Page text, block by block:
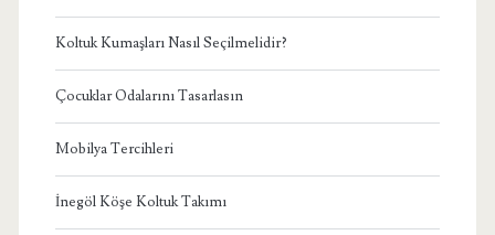
Koltuk Kumaşları Nasıl Seçilmelidir?
Çocuklar Odalarını Tasarlasın
Mobilya Tercihleri
İnegöl Köşe Koltuk Takımı